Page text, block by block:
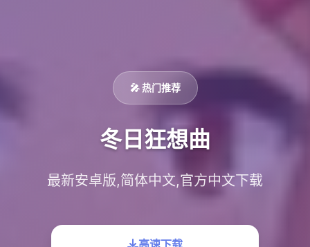
🎤 热门推荐
冬日狂想曲
最新安卓版,简体中文,官方中文下载
高速下载